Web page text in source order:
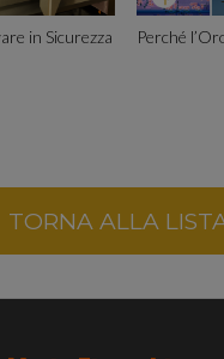
in Sicurezza
Perché
TORNA ALLA